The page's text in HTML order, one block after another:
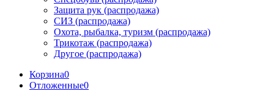
Защита рук (распродажа)
СИЗ (распродажа)
Охота, рыбалка, туризм (распродажа)
Трикотаж (распродажа)
Другое (распродажа)
Корзина0
Отложенные0